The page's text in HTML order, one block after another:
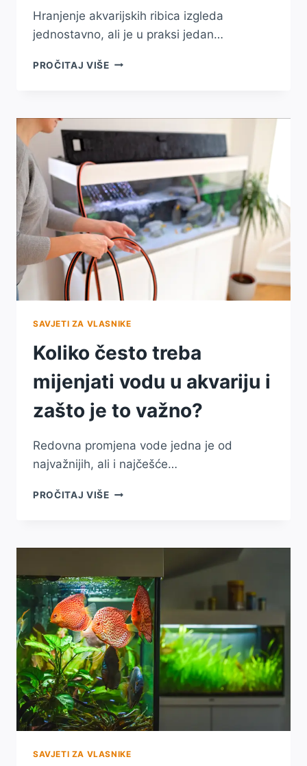
Hranjenje akvarijskih ribica izgleda
jednostavno, ali je u praksi jedan…
PROČITAJ VIŠE KAKO
RIBICE
BEZ
SAVJETI ZA VLASNIKE
Koliko često treba
mijenjati vodu u akvariju i
zašto je to važno?
Redovna promjena vode jedna je od
najvažnijih, ali i najčešće…
PROČITAJ VIŠE KOLIKO
VODU
AKVARIJU
I
ZAŠTO
JE
TO
VAŽNO?
SAVJETI ZA VLASNIKE